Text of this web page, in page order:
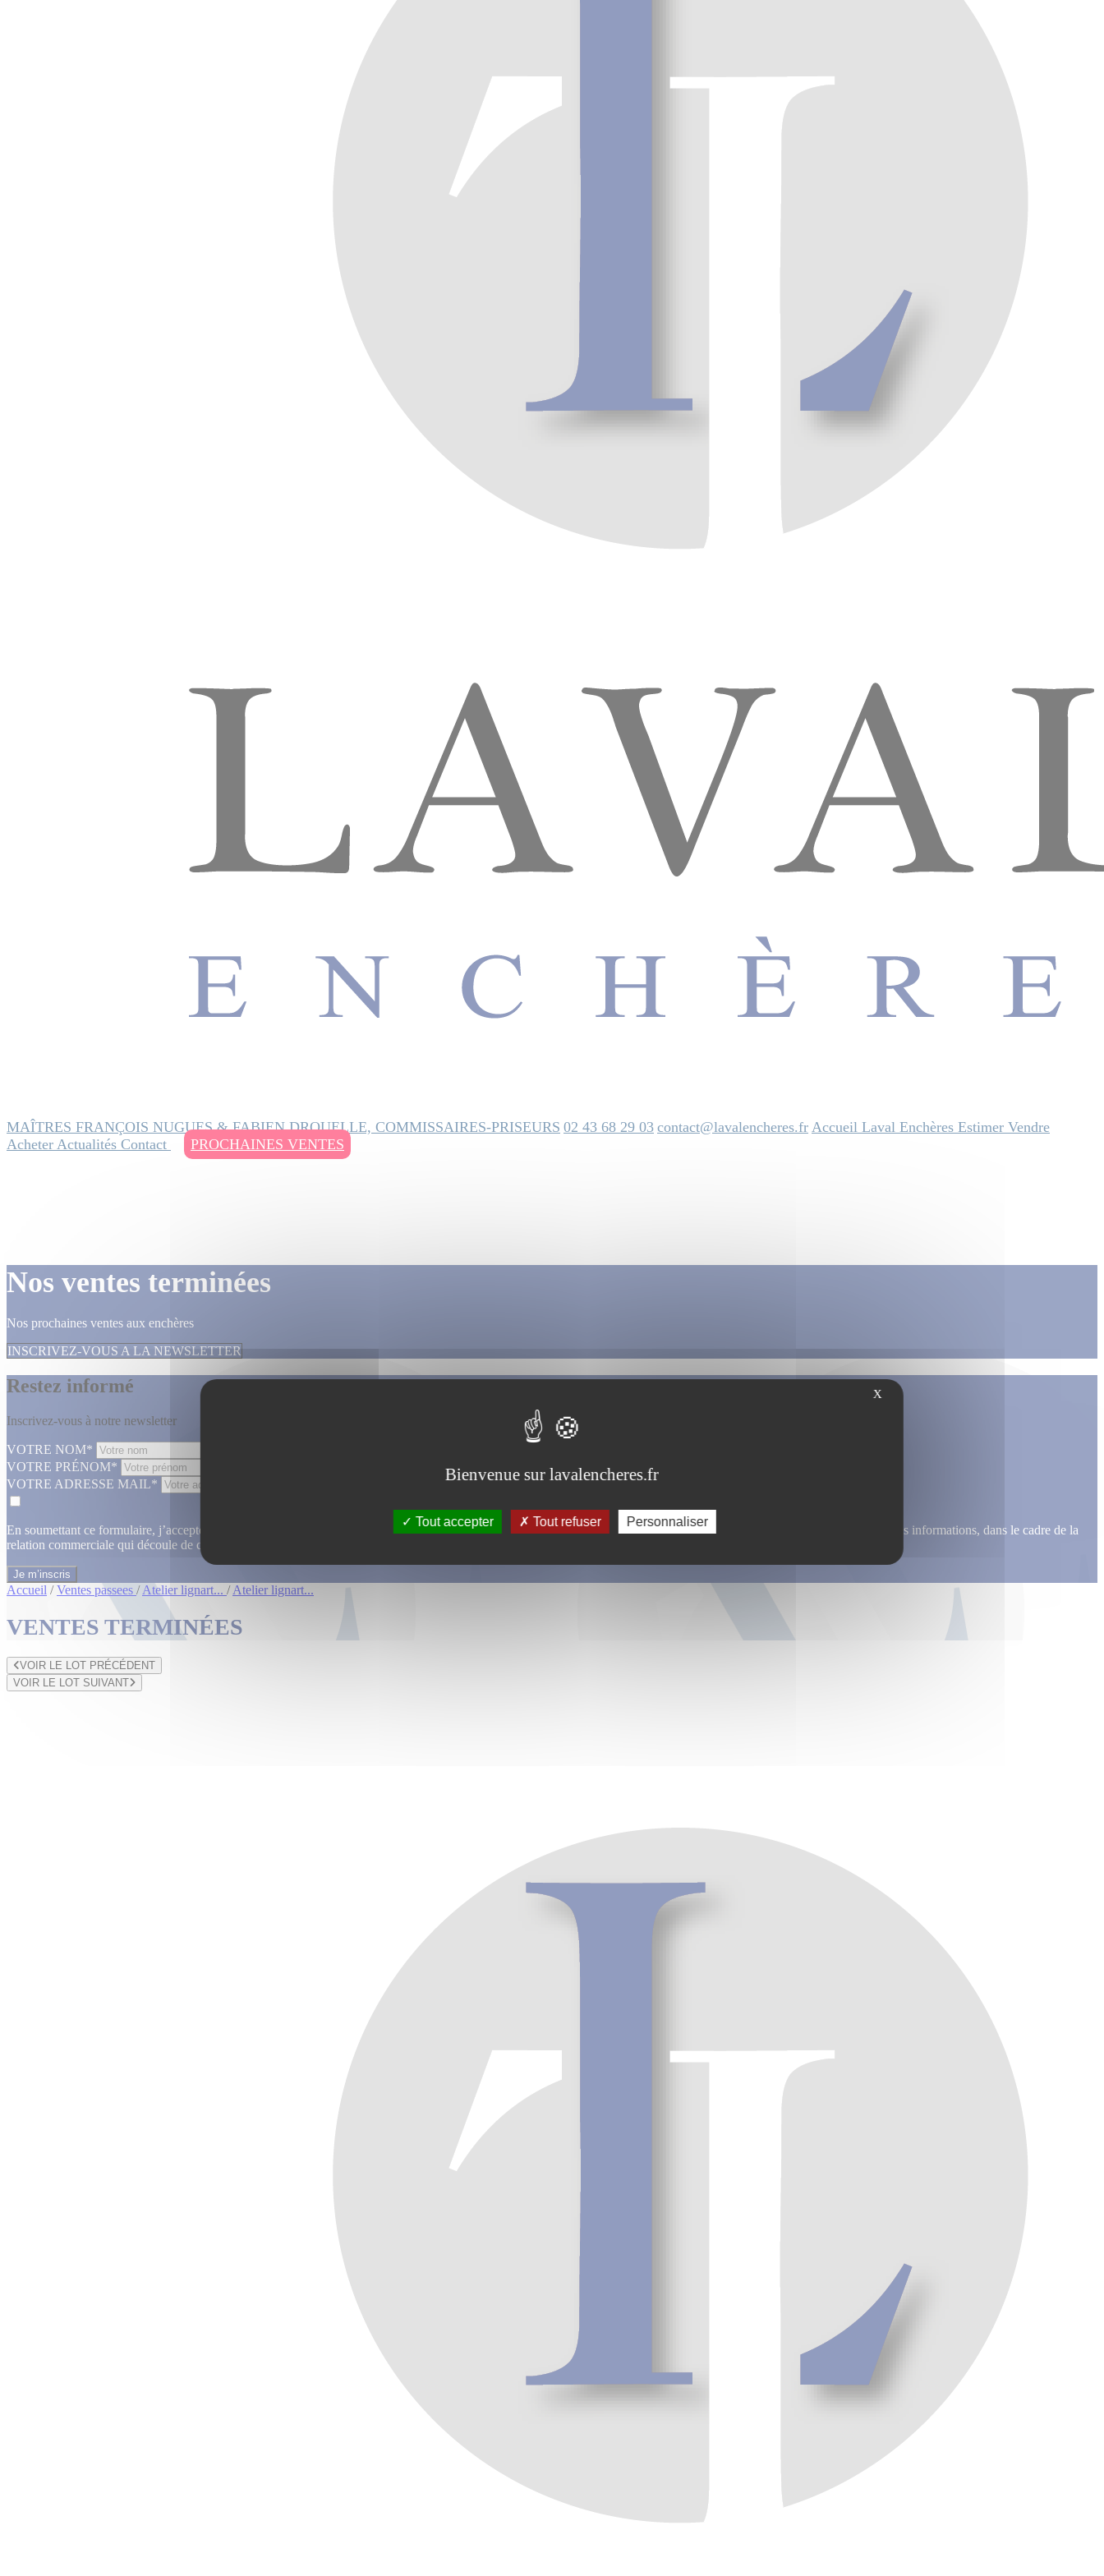
MAÎTRES FRANÇOIS NUGUES & FABIEN DROUELLE, COMMISSAIRES-PRISEURS 02 43 68 29 03 contact@lavalencheres.fr Accueil Laval Enchères Estimer Vendre
Acheter Actualités Contact PROCHAINES VENTES
Nos ventes terminées
Nos prochaines ventes aux enchères
INSCRIVEZ-VOUS A LA NEWSLETTER
Restez informé
Inscrivez-vous à notre newsletter
VOTRE NOM*
VOTRE PRÉNOM*
VOTRE ADRESSE MAIL*
En soumettant ce formulaire, j’accepte que les informations saisies dans ce formulaire soient utilisées, exploitées, traitées pour permettre de me recontacter, pour m’envoyer des informations, dans le cadre de la
relation commerciale qui découle de cette demande.
Accueil / Ventes passees / Atelier lignart... / Atelier lignart...
VENTES TERMINÉES
VOIR LE LOT PRÉCÉDENT
VOIR LE LOT SUIVANT
X
Bienvenue sur lavalencheres.fr
Tout accepter Tout refuser Personnaliser